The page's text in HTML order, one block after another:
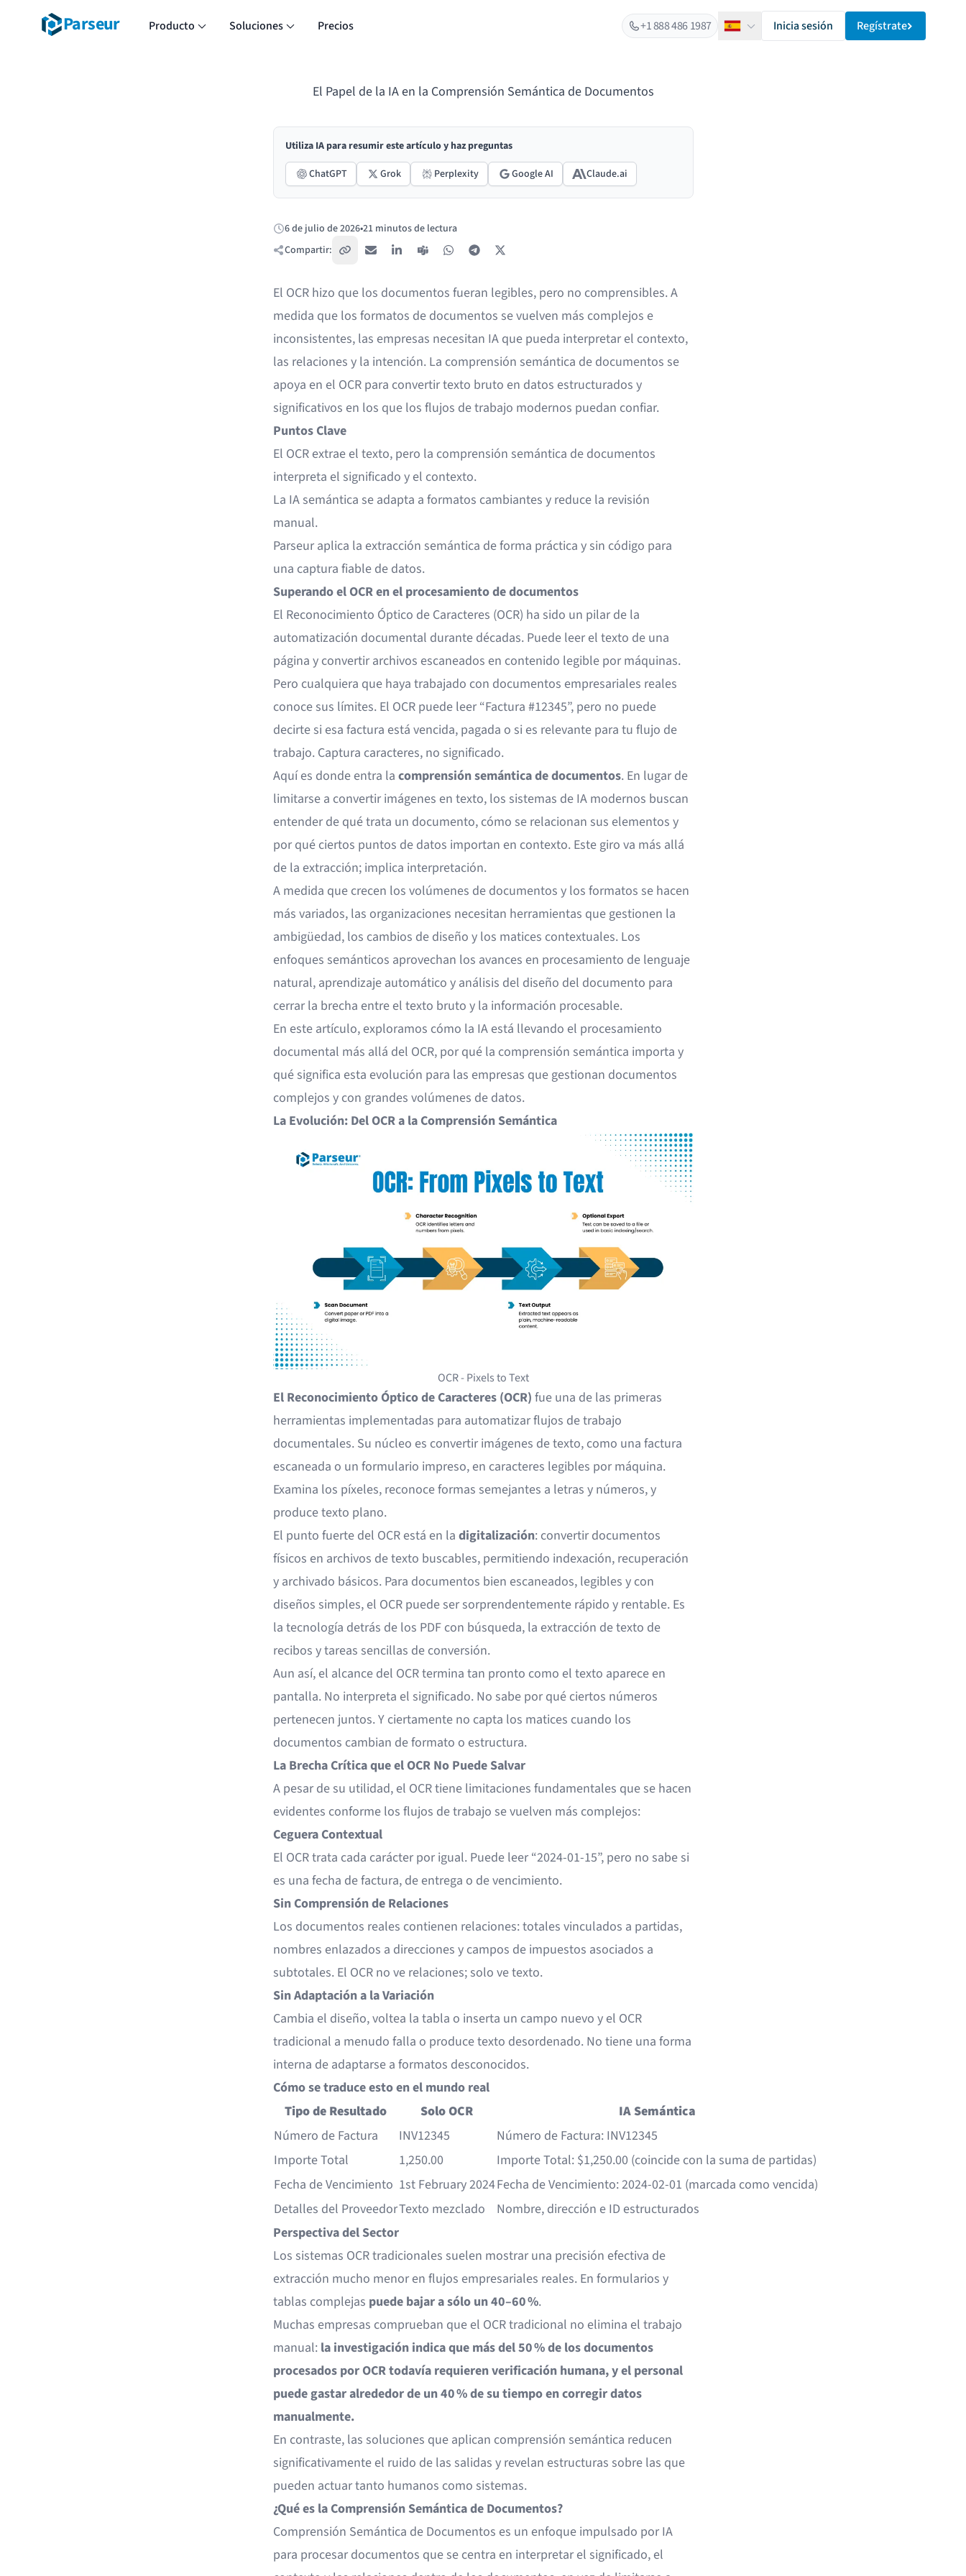
Parseur Producto Soluciones Precios +1 888 486 1987 EspañolInicia sesión Regístrate
El Papel de la IA en la Comprensión Semántica de Documentos
Utiliza IA para resumir este artículo y haz preguntas
ChatGPT
Grok Perplexity Google AI Claude.ai
Publicado:
6 de julio de 2026•21 minutos de lectura
Compartir:
Copiar enlaceCorreo electrónico
LinkedInTeams WhatsAppTelegram
El OCR hizo que los documentos fueran legibles, pero no comprensibles. A
medida que los formatos de documentos se vuelven más complejos e
inconsistentes, las empresas necesitan IA que pueda interpretar el contexto,
las relaciones y la intención. La comprensión semántica de documentos se
apoya en el OCR para convertir texto bruto en datos estructurados y
significativos en los que los flujos de trabajo modernos puedan confiar.
Puntos Clave
El OCR extrae el texto, pero la comprensión semántica de documentos
interpreta el significado y el contexto.
La IA semántica se adapta a formatos cambiantes y reduce la revisión
manual.
Parseur aplica la extracción semántica de forma práctica y sin código para
una captura fiable de datos.
Superando el OCR en el procesamiento de documentos
El Reconocimiento Óptico de Caracteres (OCR) ha sido un pilar de la
automatización documental durante décadas. Puede leer el texto de una
página y convertir archivos escaneados en contenido legible por máquinas.
Pero cualquiera que haya trabajado con documentos empresariales reales
conoce sus límites. El OCR puede leer “Factura #12345”, pero no puede
decirte si esa factura está vencida, pagada o si es relevante para tu flujo de
trabajo. Captura caracteres, no significado.
Aquí es donde entra la comprensión semántica de documentos. En lugar de
limitarse a convertir imágenes en texto, los sistemas de IA modernos buscan
entender de qué trata un documento, cómo se relacionan sus elementos y
por qué ciertos puntos de datos importan en contexto. Este giro va más allá
de la extracción; implica interpretación.
A medida que crecen los volúmenes de documentos y los formatos se hacen
más variados, las organizaciones necesitan herramientas que gestionen la
ambigüedad, los cambios de diseño y los matices contextuales. Los
enfoques semánticos aprovechan los avances en procesamiento de lenguaje
natural, aprendizaje automático y análisis del diseño del documento para
cerrar la brecha entre el texto bruto y la información procesable.
En este artículo, exploramos cómo la IA está llevando el procesamiento
documental más allá del OCR, por qué la comprensión semántica importa y
qué significa esta evolución para las empresas que gestionan documentos
complejos y con grandes volúmenes de datos.
La Evolución: Del OCR a la Comprensión Semántica
OCR - Pixels to Text
El Reconocimiento Óptico de Caracteres (OCR) fue una de las primeras
herramientas implementadas para automatizar flujos de trabajo
documentales. Su núcleo es convertir imágenes de texto, como una factura
escaneada o un formulario impreso, en caracteres legibles por máquina.
Examina los píxeles, reconoce formas semejantes a letras y números, y
produce texto plano.
El punto fuerte del OCR está en la digitalización: convertir documentos
físicos en archivos de texto buscables, permitiendo indexación, recuperación
y archivado básicos. Para documentos bien escaneados, legibles y con
diseños simples, el OCR puede ser sorprendentemente rápido y rentable. Es
la tecnología detrás de los PDF con búsqueda, la extracción de texto de
recibos y tareas sencillas de conversión.
Aun así, el alcance del OCR termina tan pronto como el texto aparece en
pantalla. No interpreta el significado. No sabe por qué ciertos números
pertenecen juntos. Y ciertamente no capta los matices cuando los
documentos cambian de formato o estructura.
La Brecha Crítica que el OCR No Puede Salvar
A pesar de su utilidad, el OCR tiene limitaciones fundamentales que se hacen
evidentes conforme los flujos de trabajo se vuelven más complejos:
Ceguera Contextual
El OCR trata cada carácter por igual. Puede leer “2024-01-15”, pero no sabe si
es una fecha de factura, de entrega o de vencimiento.
Sin Comprensión de Relaciones
Los documentos reales contienen relaciones: totales vinculados a partidas,
nombres enlazados a direcciones y campos de impuestos asociados a
subtotales. El OCR no ve relaciones; solo ve texto.
Sin Adaptación a la Variación
Cambia el diseño, voltea la tabla o inserta un campo nuevo y el OCR
tradicional a menudo falla o produce texto desordenado. No tiene una forma
interna de adaptarse a formatos desconocidos.
Cómo se traduce esto en el mundo real
Tipo de Resultado
Solo OCR
IA Semántica
Número de Factura
INV12345
Número de Factura: INV12345
Importe Total
1,250.00
Importe Total: $1,250.00 (coincide con la suma de partidas)
Fecha de Vencimiento 1st February 2024Fecha de Vencimiento: 2024-02-01 (marcada como vencida)
Detalles del ProveedorTexto mezclado
Nombre, dirección e ID estructurados
Perspectiva del Sector
Los sistemas OCR tradicionales suelen mostrar una precisión efectiva de
extracción mucho menor en flujos empresariales reales. En formularios y
tablas complejas puede bajar a sólo un 40–60 %.
Muchas empresas comprueban que el OCR tradicional no elimina el trabajo
manual: la investigación indica que más del50 % de los documentos
procesados por OCR todavía requieren verificación humana, y el personal
puede gastar alrededor de un 40 % de su tiempo en corregir datos
manualmente.
En contraste, las soluciones que aplican comprensión semántica reducen
significativamente el ruido de las salidas y revelan estructuras sobre las que
pueden actuar tanto humanos como sistemas.
¿Qué es la Comprensión Semántica de Documentos?
Comprensión Semántica de Documentos es un enfoque impulsado por IA
para procesar documentos que se centra en interpretar el significado, el